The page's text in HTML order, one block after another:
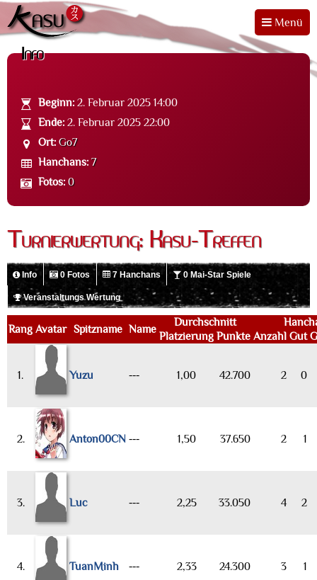
Menü
Info
Beginn: 2. Februar 2025 14:00
Ende: 2. Februar 2025 22:00
Ort: Go7
Hanchans: 7
Fotos: 0
Turnierwertung: Kasu-Treffen
Info 0 Fotos 7 Hanchans 0 Mai-Star Spiele
Veranstaltungs Wertung
Rang Avatar Spitzname Name
Durchschnitt
Platzierung Punkte Anzahl Gut
1. Yuzu --- 1,00 42.700 2 0
2. Anton00CN --- 1,50 37.650 2 1
3. Luc --- 2,25 33.050 4 2
4. TuanMinh --- 2,33 24.300 3 1